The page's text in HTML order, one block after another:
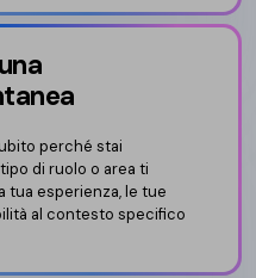
perché stai
di ruolo o area ti
tua esperienza, le tue
al contesto specifico